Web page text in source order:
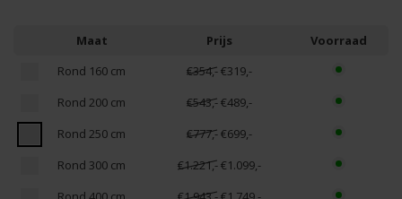
Maat Prijs
Voorraad
Rond 160 cm
€354,-€319,-
Rond 200 cm
€543,-€489,-
Rond 250 cm
€777,-€699,-
Rond 300 cm
€1.221,-€1.099,-